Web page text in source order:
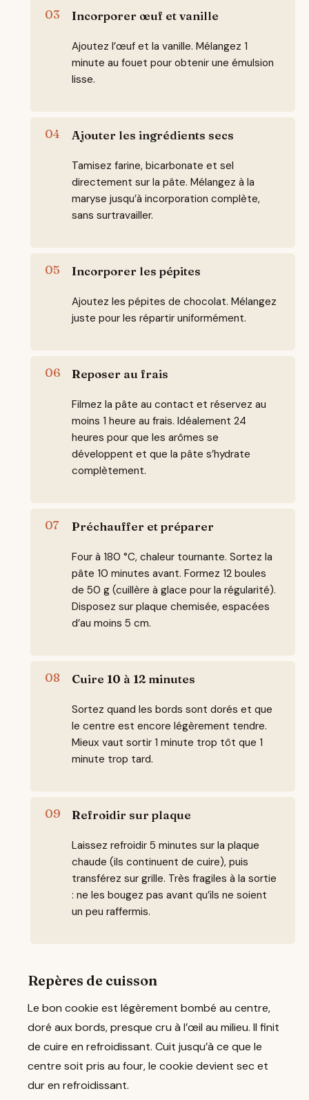
Incorporer œuf et vanille
Ajoutez l’œuf et la vanille. Mélangez 1
minute au fouet pour obtenir une émulsion
lisse.
Ajouter les ingrédients secs
Tamisez farine, bicarbonate et sel
directement sur la pâte. Mélangez à la
maryse jusqu’à incorporation complète,
sans surtravailler.
Incorporer les pépites
Ajoutez les pépites de chocolat. Mélangez
juste pour les répartir uniformément.
Reposer au frais
Filmez la pâte au contact et réservez au
moins 1 heure au frais. Idéalement 24
heures pour que les arômes se
développent et que la pâte s’hydrate
complètement.
Préchauffer et préparer
Four à 180 °C, chaleur tournante. Sortez la
pâte 10 minutes avant. Formez 12 boules
de 50 g (cuillère à glace pour la régularité).
Disposez sur plaque chemisée, espacées
d’au moins 5 cm.
Cuire 10 à 12 minutes
Sortez quand les bords sont dorés et que
le centre est encore légèrement tendre.
Mieux vaut sortir 1 minute trop tôt que 1
minute trop tard.
Refroidir sur plaque
Laissez refroidir 5 minutes sur la plaque
chaude (ils continuent de cuire), puis
transférez sur grille. Très fragiles à la sortie
: ne les bougez pas avant qu’ils ne soient
un peu raffermis.
Repères de cuisson
Le bon cookie est légèrement bombé au centre,
doré aux bords, presque cru à l’œil au milieu. Il finit
de cuire en refroidissant. Cuit jusqu’à ce que le
centre soit pris au four, le cookie devient sec et
dur en refroidissant.